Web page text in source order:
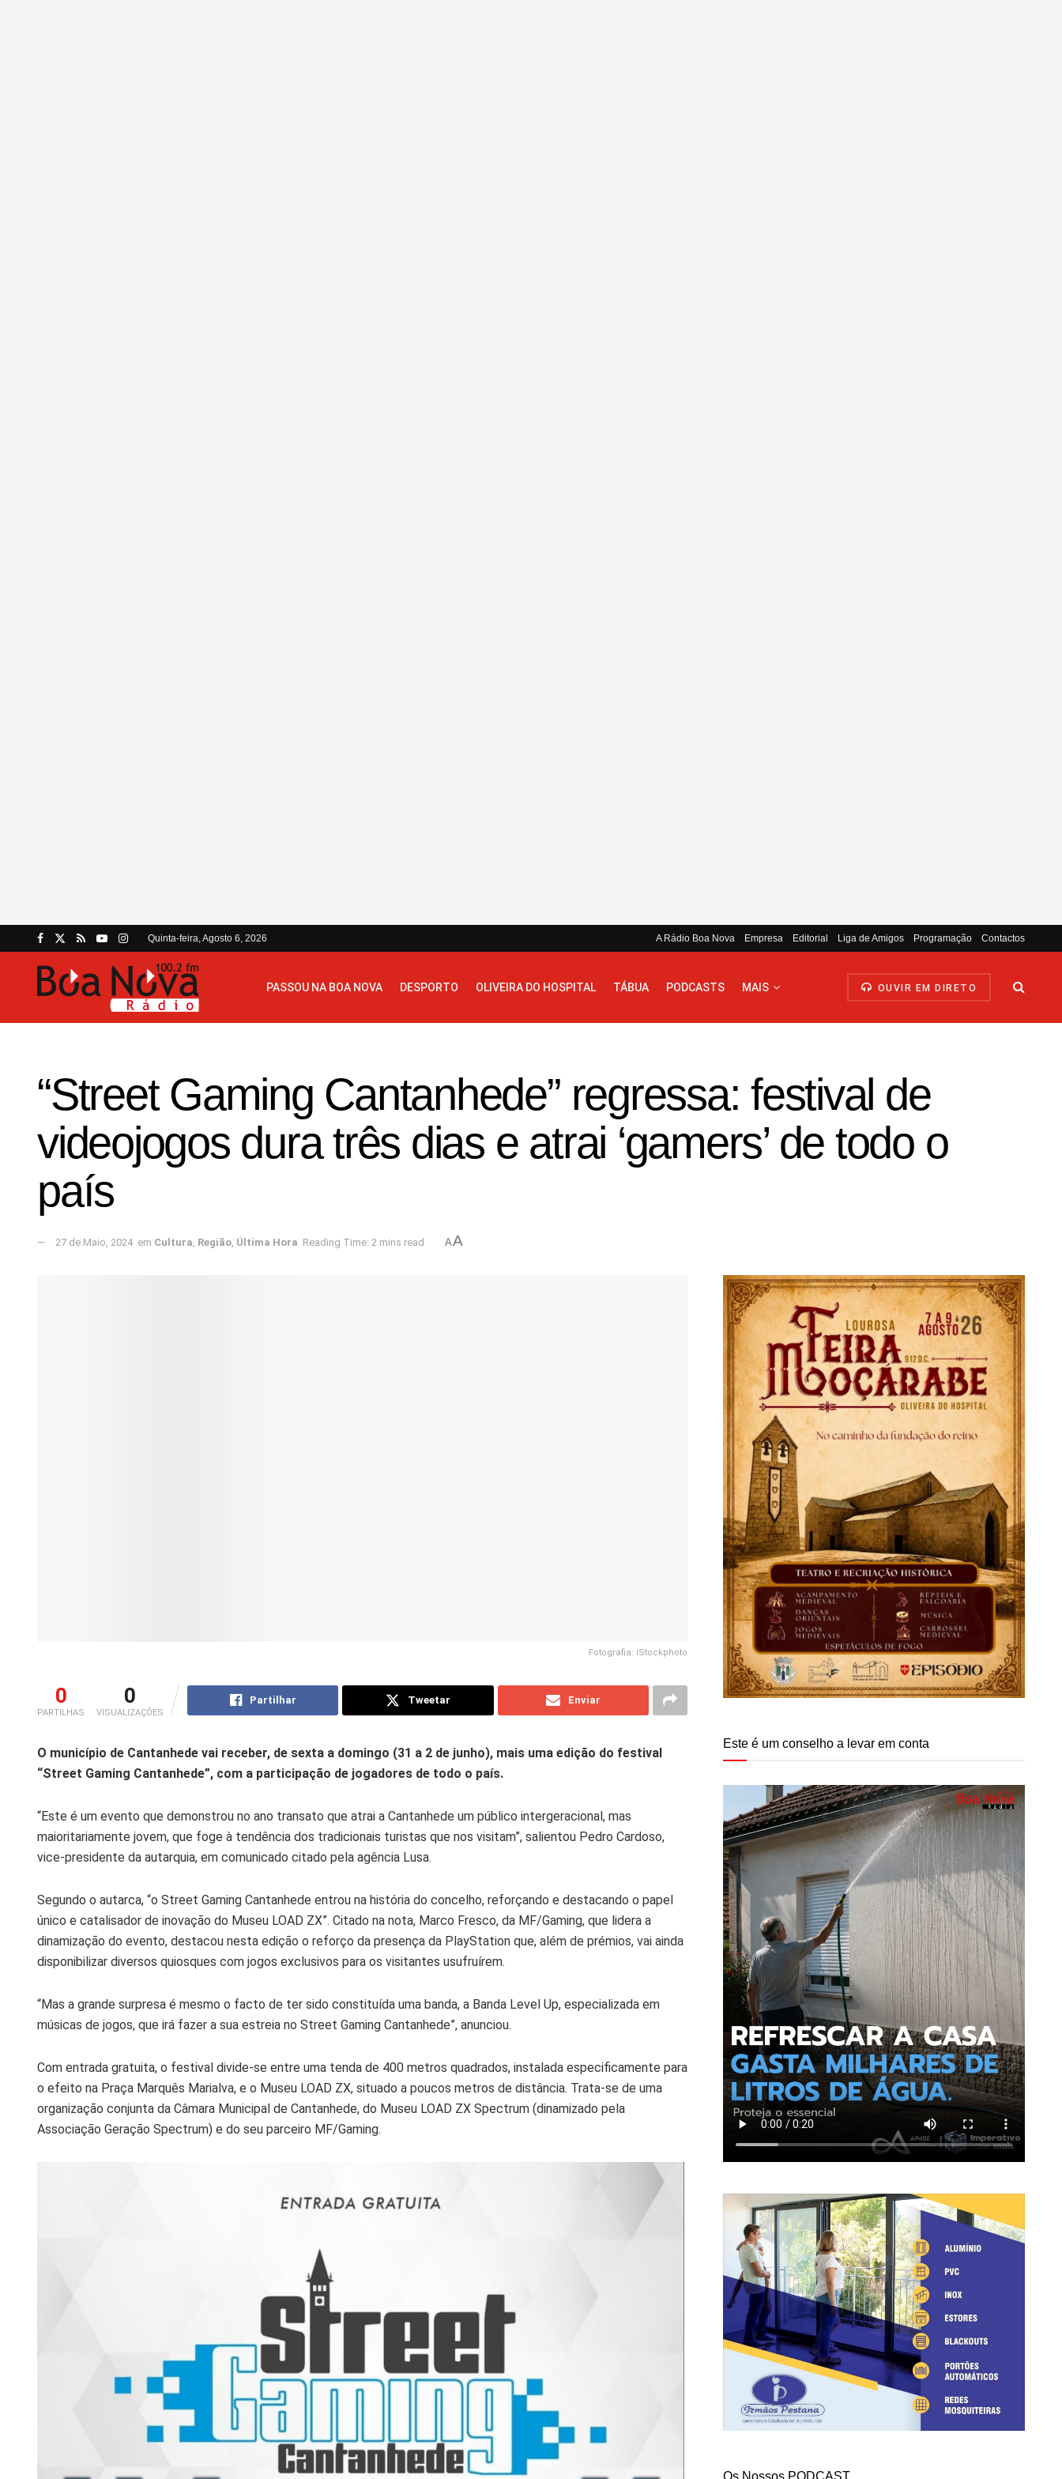
Quinta-feira, Agosto 6, 2026 A Rádio Boa Nova Empresa Editorial Liga de Amigos Programação Contactos
PASSOU NA BOA NOVA DESPORTO OLIVEIRA DO HOSPITAL TÁBUA PODCASTS MAIS OUVIR EM DIRETO
“Street Gaming Cantanhede” regressa: festival de
videojogos dura três dias e atrai ‘gamers’ de todo o
país
27 de Maio, 2024 em Cultura, Região, Última Hora Reading Time: 2 mins read AA
Fotografia: iStockphoto
0
PARTILHAS
0
VISUALIZAÇÕES
Partilhar Tweetar Enviar
O município de Cantanhede vai receber, de sexta a domingo (31 a 2 de junho), mais uma edição do festival
“Street Gaming Cantanhede”, com a participação de jogadores de todo o país.
“Este é um evento que demonstrou no ano transato que atrai a Cantanhede um público intergeracional, mas
maioritariamente jovem, que foge à tendência dos tradicionais turistas que nos visitam”, salientou Pedro Cardoso,
vice-presidente da autarquia, em comunicado citado pela agência Lusa.
Segundo o autarca, “o Street Gaming Cantanhede entrou na história do concelho, reforçando e destacando o papel
único e catalisador de inovação do Museu LOAD ZX”. Citado na nota, Marco Fresco, da MF/Gaming, que lidera a
dinamização do evento, destacou nesta edição o reforço da presença da PlayStation que, além de prémios, vai ainda
disponibilizar diversos quiosques com jogos exclusivos para os visitantes usufruírem.
“Mas a grande surpresa é mesmo o facto de ter sido constituída uma banda, a Banda Level Up, especializada em
músicas de jogos, que irá fazer a sua estreia no Street Gaming Cantanhede”, anunciou.
Com entrada gratuita, o festival divide-se entre uma tenda de 400 metros quadrados, instalada especificamente para
o efeito na Praça Marquês Marialva, e o Museu LOAD ZX, situado a poucos metros de distância. Trata-se de uma
organização conjunta da Câmara Municipal de Cantanhede, do Museu LOAD ZX Spectrum (dinamizado pela
Associação Geração Spectrum) e do seu parceiro MF/Gaming.
Este é um conselho a levar em conta
Os Nossos PODCAST